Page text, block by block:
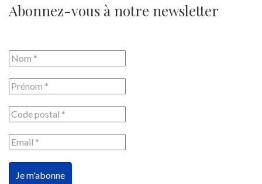
Abonnez-vous à notre newsletter